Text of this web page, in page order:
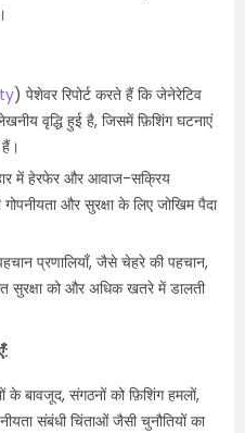
) पेशेवर रिपोर्ट करते हैं कि जेनेरेटिव
वृद्धि हुई है, जिसमें फ़िशिंग घटनाएं
में हेरफेर और आवाज-सक्रिय
और सुरक्षा के लिए जोखिम पैदा
प्रणालियाँ, जैसे चेहरे की पहचान,
सुरक्षा को और अधिक खतरे में डालती
बावजूद, संगठनों को फ़िशिंग हमलों,
संबंधी चिंताओं जैसी चुनौतियों का